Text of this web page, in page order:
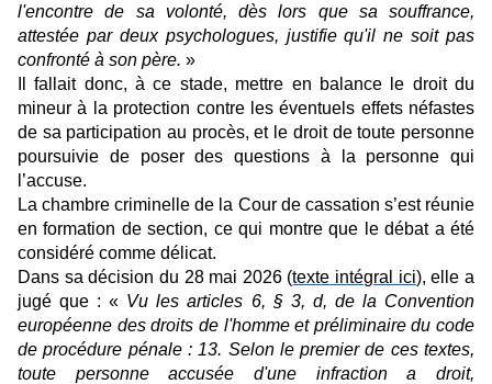
l'encontre de sa volonté, dès lors que sa souffrance,
attestée par deux psychologues, justifie qu'il ne soit pas
confronté à son père. »
Il fallait donc, à ce stade, mettre en balance le droit du
mineur à la protection contre les éventuels effets néfastes
de sa participation au procès, et le droit de toute personne
poursuivie de poser des questions à la personne qui
l’accuse.
La chambre criminelle de la Cour de cassation s’est réunie
en formation de section, ce qui montre que le débat a été
considéré comme délicat.
Dans sa décision du 28 mai 2026 (texte intégral ici), elle a
jugé que : « Vu les articles 6, § 3, d, de la Convention
européenne des droits de l'homme et préliminaire du code
de procédure pénale : 13. Selon le premier de ces textes,
toute personne accusée d'une infraction a droit,